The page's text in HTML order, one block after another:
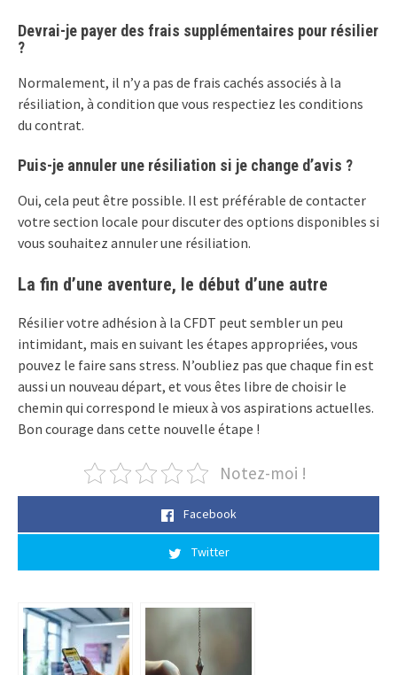
Devrai-je payer des frais supplémentaires pour résilier
?
Normalement, il n’y a pas de frais cachés associés à la
résiliation, à condition que vous respectiez les conditions
du contrat.
Puis-je annuler une résiliation si je change d’avis ?
Oui, cela peut être possible. Il est préférable de contacter
votre section locale pour discuter des options disponibles si
vous souhaitez annuler une résiliation.
La fin d’une aventure, le début d’une autre
Résilier votre adhésion à la CFDT peut sembler un peu
intimidant, mais en suivant les étapes appropriées, vous
pouvez le faire sans stress. N’oubliez pas que chaque fin est
aussi un nouveau départ, et vous êtes libre de choisir le
chemin qui correspond le mieux à vos aspirations actuelles.
Bon courage dans cette nouvelle étape !
Notez-moi !
Facebook
Twitter